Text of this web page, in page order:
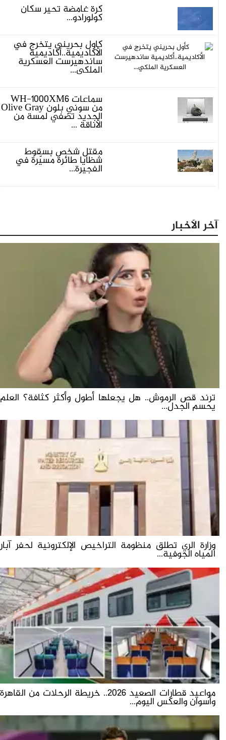
كرة غامضة تحير سكان
كولورادو...
كأول بحريني يتخرج في
الأكاديمية..أكاديمية
ساندهيرست العسكرية
الملكي...
سماعات WH-1000XM6
من سوني بلون Olive Gray
الجديد تضفي لمسة من
الأناقة ...
مقتل شخص بسقوط
شظايا طائرة مسيّرة في
الفجيرة...
آخر الأخبار
ترند قص الرموش.. هل يجعلها أطول وأكثر كثافة؟ العلم
يحسم الجدل...
وزارة الري تطلق منظومة التراخيص الإلكترونية لحفر آبار
المياه الجوفية...
مواعيد قطارات الصعيد 2026.. خريطة الرحلات من القاهرة
وأسوان والعكس اليوم...